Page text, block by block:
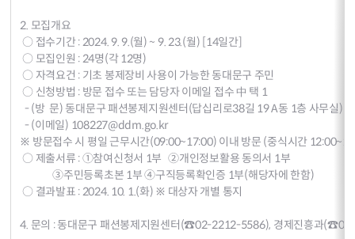
2. 모집개요
○ 접수기간 : 2024. 9. 9.(월) ~ 9. 23.(월) [14일간]
○ 모집인원 : 24명(각 12명)
○ 자격요건 : 기초 봉제장비 사용이 가능한 동대문구 주민
○ 신청방법 : 방문 접수 또는 담당자 이메일 접수 中 택 1
- (방 문) 동대문구 패션봉제지원센터(답십리로38길 19 A동 1층 사무실)
- (이메일) 108227@ddm.go.kr
※ 방문접수 시 평일 근무시간(09:00~17:00) 이내 방문 (중식시간
○ 제출서류 : ①참여신청서 1부 ②개인정보활용 동의서 1부
③주민등록초본 1부 ④구직등록확인증 1부(해당자에 한함)
○ 결과발표 : 2024. 10. 1.(화) ※ 대상자 개별 통지
4. 문의 : 동대문구 패션봉제지원센터(☎02-2212-5586), 경제진흥과